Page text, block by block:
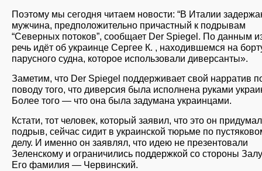
Поэтому мы сегодня читаем новости: “В Италии
мужчина, предположительно причастный к подрывам
“Северных потоков”, сообщает Der Spiegel. По данным
речь идёт об украинце Сергее К. , находившемся на
парусного судна, которое использовали диверсанты».
Заметим, что Der Spiegel поддерживает свой нарратив
поводу того, что диверсия была исполнена руками
Более того — что она была задумана украинцами.
Кстати, тот человек, который заявил, что это он придумал
подрыв, сейчас сидит в украинской тюрьме по
делу. И именно он заявлял, что идею не презентовали
Зеленскому и ограничились поддержкой со стороны
Его фамилия — Червинский.